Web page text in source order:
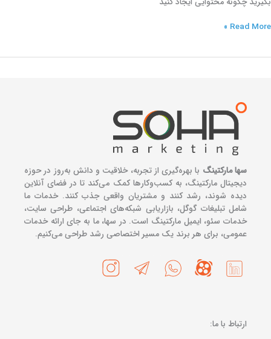
Read More »
سها مارکتینگ با بهره‌گیری از تجربه، خلاقیت و دانش به‌روز در حوزه
دیجیتال مارکتینگ، به کسب‌وکارها کمک می‌کند تا در فضای آنلاین
دیده شوند، رشد کنند و مشتریان واقعی جذب کنند. خدمات ما
شامل تبلیغات گوگل، بازاریابی شبکه‌های اجتماعی، طراحی سایت،
خدمات سئو، ایمیل مارکتینگ است. در سها، ما به جای ارائه خدمات
عمومی، برای هر برند یک مسیر اختصاصی رشد طراحی می‌کنیم.
ارتباط با ما: